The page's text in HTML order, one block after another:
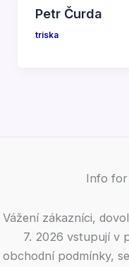
Petr Čurda
triska
Info for
Vážení zákazníci,
7. 2026 vstupují v
obchodní podmínky,